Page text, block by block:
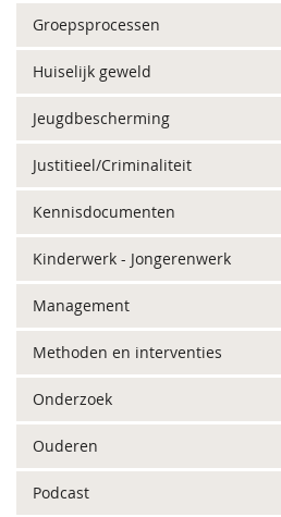
Groepsprocessen
Huiselijk geweld
Jeugdbescherming
Justitieel/Criminaliteit
Kennisdocumenten
Kinderwerk - Jongerenwerk
Management
Methoden en interventies
Onderzoek
Ouderen
Podcast